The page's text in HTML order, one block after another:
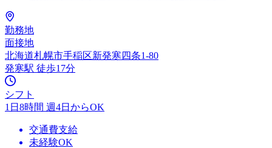
勤務地
面接地
北海道札幌市手稲区新発寒四条1-80
発寒駅 徒歩17分
シフト
1日8時間 週4日からOK
交通費支給
未経験OK